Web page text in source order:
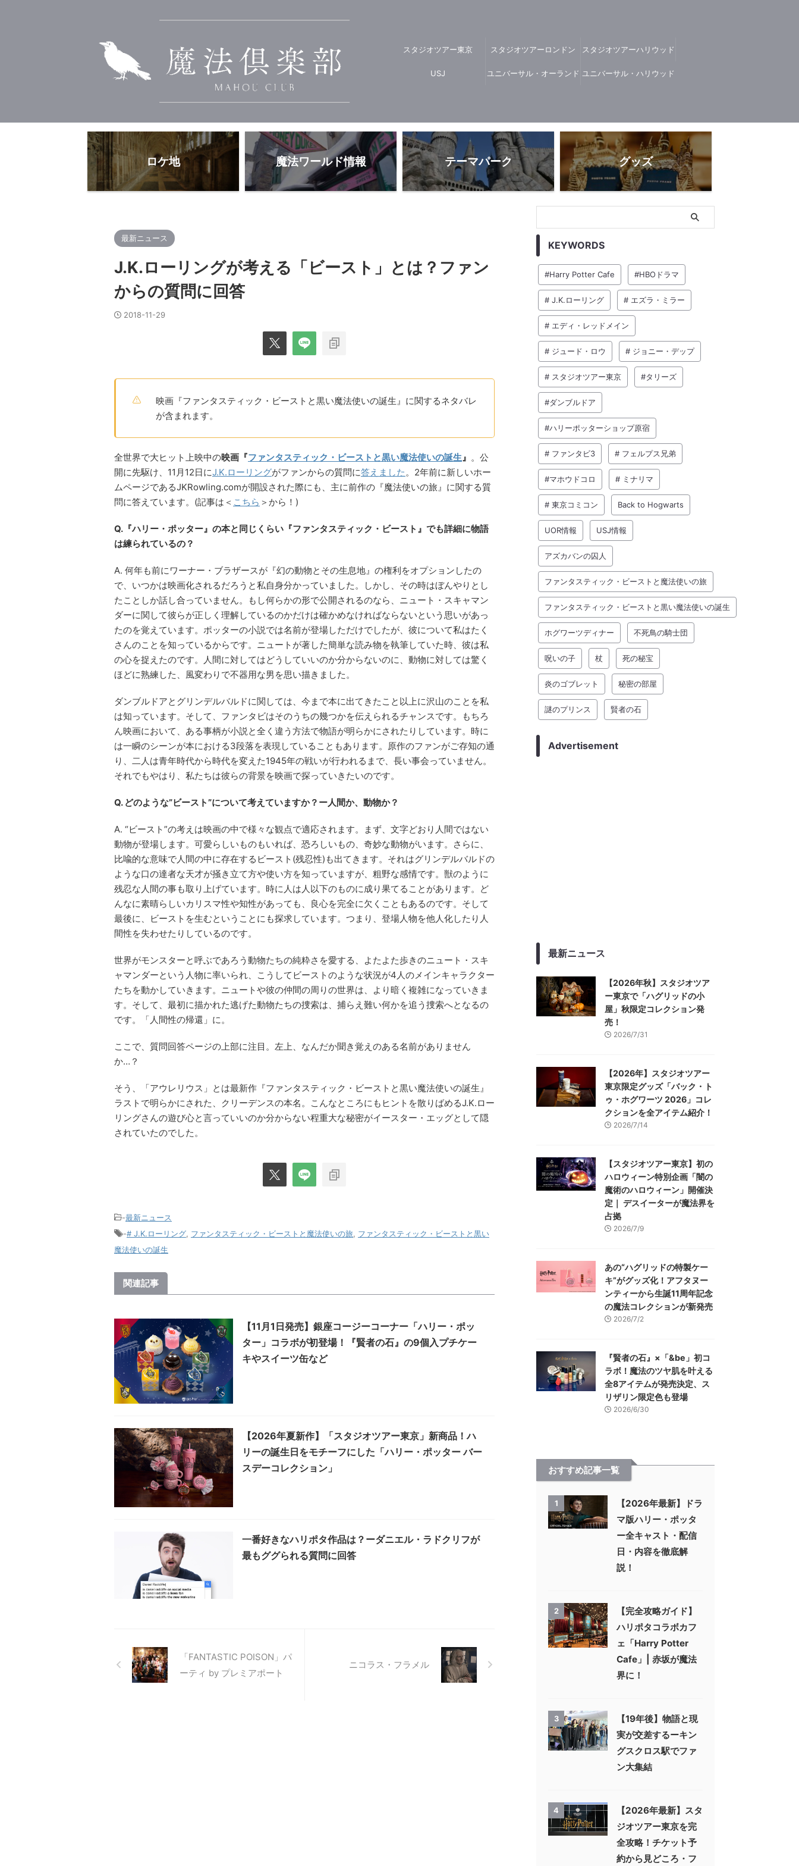
スタジオツアー東京 スタジオツアーロンドン スタジオツアーハリウッド
USJ ユニバーサル・オーランド ユニバーサル・ハリウッド
ロケ地 魔法ワールド情報 テーマパーク グッズ
最新ニュース
J.K.ローリングが考える「ビースト」とは？ファン
からの質問に回答
2018-11-29
映画『ファンタスティック・ビーストと黒い魔法使いの誕生』に関するネタバレ
が含まれます。
全世界で大ヒット上映中の映画『ファンタスティック・ビーストと黒い魔法使いの誕生 』 。公
開に先駆け、11月12日にJ.K.ローリングがファンからの質問に答えました 。2年前に新しいホー
ムページであるJKRowling.comが開設された際にも、主に前作の『魔法使いの旅』に関する質
問に答えています。(記事は＜ こちら ＞から！)
Q.『ハリー・ポッター』の本と同じくらい『ファンタスティック・ビースト』でも詳細に物語
は練られているの？
A. 何年も前にワーナー・ブラザースが『幻の動物とその生息地』の権利をオプションしたの
で、いつかは映画化されるだろうと私自身分かっていました。しかし、その時はぼんやりとし
たことしか話し合っていません。もし何らかの形で公開されるのなら、ニュート・スキャマン
ダーに関して彼らが正しく理解しているのかだけは確かめなければならないという思いがあっ
たのを覚えています。ポッターの小説では名前が登場しただけでしたが、彼について私はたく
さんのことを知っているからです。ニュートが著した簡単な読み物を執筆していた時、彼は私
の心を捉えたのです。人間に対してはどうしていいのか分からないのに、動物に対しては驚く
ほどに熟練した、風変わりで不器用な男を思い描きました。
ダンブルドアとグリンデルバルドに関しては、今まで本に出てきたこと以上に沢山のことを私
は知っています。そして、ファンタビはそのうちの幾つかを伝えられるチャンスです。もちろ
ん映画において、ある事柄が小説と全く違う方法で物語が明らかにされたりしています。時に
は一瞬のシーンが本における3段落を表現していることもあります。原作のファンがご存知の通
り、二人は青年時代から時代を変えた1945年の戦いが行われるまで、長い事会っていません。
それでもやはり、私たちは彼らの背景を映画で探っていきたいのです。
Q. どのような”ビースト”について考えていますか？ー人間か、動物か？
A. “ビースト”の考えは映画の中で様々な観点で適応されます。まず、文字どおり人間ではない
動物が登場します。可愛らしいものもいれば、恐ろしいもの、奇妙な動物がいます。さらに、
比喩的な意味で人間の中に存在するビースト(残忍性)も出てきます。それはグリンデルバルドの
ような口の達者な天才が掻き立て方や使い方を知っていますが、粗野な感情です。獣のように
残忍な人間の事も取り上げています。時に人は人以下のものに成り果てることがあります。ど
んなに素晴らしいカリスマ性や知性があっても、良心を完全に欠くこともあるのです。そして
最後に、ビーストを生むということにも探求しています。つまり、登場人物を他人化したり人
間性を失わせたりしているのです。
世界がモンスターと呼ぶであろう動物たちの純粋さを愛する、よたよた歩きのニュート・スキ
ャマンダーという人物に率いられ、こうしてビーストのような状況が4人のメインキャラクター
たちを動かしていきます。ニュートや彼の仲間の周りの世界は、より暗く複雑になっていきま
す。そして、最初に描かれた逃げた動物たちの捜索は、捕らえ難い何かを追う捜索へとなるの
です。「人間性の帰還」に。
ここで、質問回答ページの上部に注目。左上、なんだか聞き覚えのある名前がありません
か…？
そう、「アウレリウス」とは最新作『ファンタスティック・ビーストと黒い魔法使いの誕生』
ラストで明らかにされた、クリーデンスの本名。こんなところにもヒントを散りばめるJ.K.ロー
リングさんの遊び心と言っていいのか分からない程重大な秘密がイースター・エッグとして隠
されていたのでした。
-最新ニュース
-# J.K.ローリング ファンタスティック・ビーストと魔法使いの旅 ファンタスティック・ビーストと黒い
魔法使いの誕生
関連記事
【11月1日発売】銀座コージーコーナー「ハリー・ポッ
ター」コラボが初登場！『賢者の石』の9個入プチケー
キやスイーツ缶など
【2026年夏新作】「スタジオツアー東京」新商品！ハ
リーの誕生日をモチーフにした「ハリー・ポッター バー
スデーコレクション」
一番好きなハリポタ作品は？ーダニエル・ラドクリフが
最もググられる質問に回答
「FANTASTIC POISON」パ
ーティ by プレミアポート
ニコラス・フラメル
KEYWORDS
#Harry Potter Cafe #HBOドラマ
# J.K.ローリング # エズラ・ミラー
# エディ・レッドメイン
# ジュード・ロウ # ジョニー・デップ
# スタジオツアー東京 #タリーズ
#ダンブルドア
#ハリーポッターショップ原宿
# ファンタビ3 # フェルプス兄弟
#マホウドコロ # ミナリマ
# 東京コミコン Back to Hogwarts
UOR情報 USJ情報
アズカバンの囚人
ファンタスティック・ビーストと魔法使いの旅
ファンタスティック・ビーストと黒い魔法使いの誕生
ホグワーツディナー 不死鳥の騎士団
呪いの子 杖 死の秘宝
炎のゴブレット 秘密の部屋
謎のプリンス 賢者の石
Advertisement
最新ニュース
【2026年秋】スタジオツア
ー東京で「ハグリッドの小
屋」秋限定コレクション発
売！
2026/7/31
【2026年】スタジオツアー
東京限定グッズ「バック・ト
ゥ・ホグワーツ 2026」コレ
クションを全アイテム紹介！
2026/7/14
【スタジオツアー東京】初の
ハロウィーン特別企画「闇の
魔術のハロウィーン」開催決
定｜ デスイーターが魔法界を
占拠
2026/7/9
あの“ハグリッドの特製ケー
キ”がグッズ化！アフタヌー
ンティーから生誕11周年記念
の魔法コレクションが新発売
2026/7/2
『賢者の石』×「&be」初コ
ラボ！魔法のツヤ肌を叶える
全8アイテムが発売決定、ス
リザリン限定色も登場
2026/6/30
おすすめ記事一覧
1
【2026年最新】ドラ
マ版ハリー・ポッタ
ー全キャスト・配信
日・内容を徹底解
説！
2
【完全攻略ガイド】
ハリポタコラボカフ
ェ「Harry Potter
Cafe」| 赤坂が魔法
界に！
3
【19年後】物語と現
実が交差するーキン
グスクロス駅でファ
ン大集結
4
【2026年最新】スタ
ジオツアー東京を完
全攻略！チケット予
約から見どころ・フ